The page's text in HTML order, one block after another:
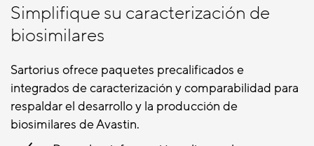
Simplifique su caracterización de
biosimilares
Sartorius ofrece paquetes precalificados e
integrados de caracterización y comparabilidad para
respaldar el desarrollo y la producción de
biosimilares de Avastin.